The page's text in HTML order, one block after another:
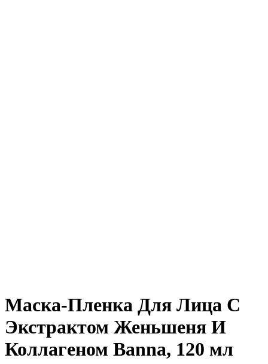
Маска-Пленка Для Лица С
Экстрактом Женьшеня И
Коллагеном Banna, 120 мл